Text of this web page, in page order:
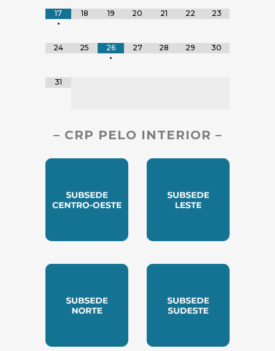
17
•
18 19 20 21 22 23
24 25
26
•
27 28 29 30
31
– CRP PELO INTERIOR –